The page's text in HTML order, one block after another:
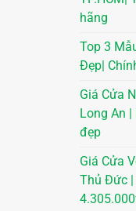
hãng
Top 3
Đẹp|
Giá Cửa
Long An
đẹp
Giá Cửa
Thủ Đức |